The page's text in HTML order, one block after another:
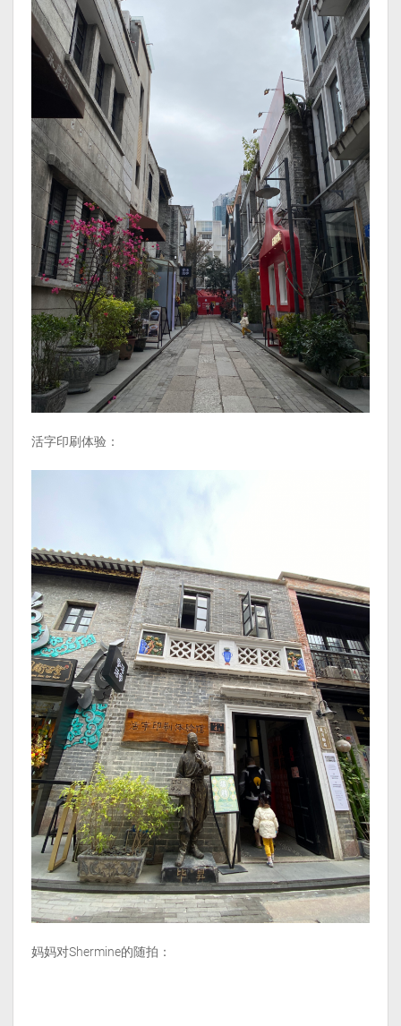
活字印刷体验：
妈妈对Shermine的随拍：